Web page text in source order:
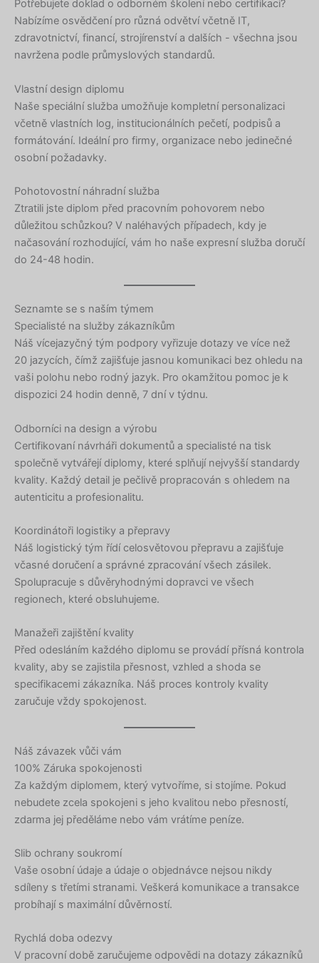
Potřebujete doklad o odborném školení nebo certifikaci?
Nabízíme osvědčení pro různá odvětví včetně IT,
zdravotnictví, financí, strojírenství a dalších - všechna jsou
navržena podle průmyslových standardů.
Vlastní design diplomu
Naše speciální služba umožňuje kompletní personalizaci
včetně vlastních log, institucionálních pečetí, podpisů a
formátování. Ideální pro firmy, organizace nebo jedinečné
osobní požadavky.
Pohotovostní náhradní služba
Ztratili jste diplom před pracovním pohovorem nebo
důležitou schůzkou? V naléhavých případech, kdy je
načasování rozhodující, vám ho naše expresní služba doručí
do 24-48 hodin.
Seznamte se s naším týmem
Specialisté na služby zákazníkům
Náš vícejazyčný tým podpory vyřizuje dotazy ve více než
20 jazycích, čímž zajišťuje jasnou komunikaci bez ohledu na
vaši polohu nebo rodný jazyk. Pro okamžitou pomoc je k
dispozici 24 hodin denně, 7 dní v týdnu.
Odborníci na design a výrobu
Certifikovaní návrháři dokumentů a specialisté na tisk
společně vytvářejí diplomy, které splňují nejvyšší standardy
kvality. Každý detail je pečlivě propracován s ohledem na
autenticitu a profesionalitu.
Koordinátoři logistiky a přepravy
Náš logistický tým řídí celosvětovou přepravu a zajišťuje
včasné doručení a správné zpracování všech zásilek.
Spolupracuje s důvěryhodnými dopravci ve všech
regionech, které obsluhujeme.
Manažeři zajištění kvality
Před odesláním každého diplomu se provádí přísná kontrola
kvality, aby se zajistila přesnost, vzhled a shoda se
specifikacemi zákazníka. Náš proces kontroly kvality
zaručuje vždy spokojenost.
Náš závazek vůči vám
100% Záruka spokojenosti
Za každým diplomem, který vytvoříme, si stojíme. Pokud
nebudete zcela spokojeni s jeho kvalitou nebo přesností,
zdarma jej předěláme nebo vám vrátíme peníze.
Slib ochrany soukromí
Vaše osobní údaje a údaje o objednávce nejsou nikdy
sdíleny s třetími stranami. Veškerá komunikace a transakce
probíhají s maximální důvěrností.
Rychlá doba odezvy
V pracovní době zaručujeme odpovědi na dotazy zákazníků